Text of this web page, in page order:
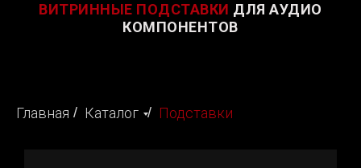
ВИТРИННЫЕ ПОДСТАВКИ ДЛЯ АУДИО
КОМПОНЕНТОВ
Главная / Каталог / Подставки